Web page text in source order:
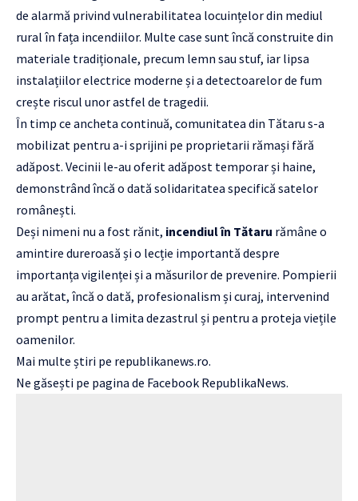
de alarmă privind vulnerabilitatea locuințelor din mediul
rural în fața incendiilor. Multe case sunt încă construite din
materiale tradiționale, precum lemn sau stuf, iar lipsa
instalațiilor electrice moderne și a detectoarelor de fum
crește riscul unor astfel de tragedii.
În timp ce ancheta continuă, comunitatea din Tătaru s-a
mobilizat pentru a-i sprijini pe proprietarii rămași fără
adăpost. Vecinii le-au oferit adăpost temporar și haine,
demonstrând încă o dată solidaritatea specifică satelor
românești.
Deși nimeni nu a fost rănit, incendiul în Tătaru rămâne o
amintire dureroasă și o lecție importantă despre
importanța vigilenței și a măsurilor de prevenire. Pompierii
au arătat, încă o dată, profesionalism și curaj, intervenind
prompt pentru a limita dezastrul și pentru a proteja viețile
oamenilor.
Mai multe știri pe republikanews.ro.
Ne găsești pe pagina de Facebook RepublikaNews.